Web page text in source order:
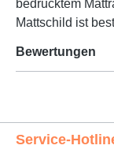
bedrucktem
Mattschild ist
Bewertungen
Service-